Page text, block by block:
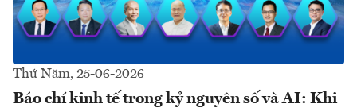
Thứ Năm, 25-06-2026
Báo chí kinh tế trong kỷ nguyên số và AI: Khi